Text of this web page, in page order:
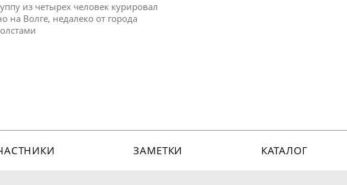
из четырех человек курировал
Волге, недалеко от города
ЗАМЕТКИ КАТАЛОГ